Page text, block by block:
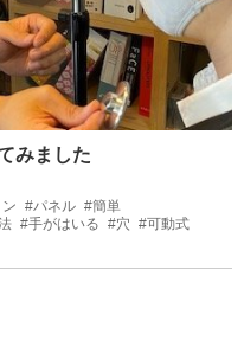
みました
#パネル #簡単
#手がはいる #穴 #可動式